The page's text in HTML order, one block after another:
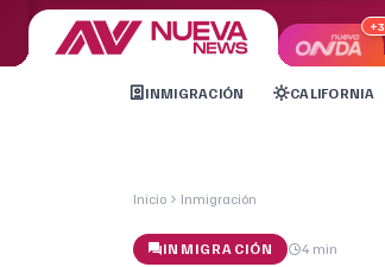
+3
INMIGRACIÓN CALIFORNIA
Inicio Inmigración
INMIGRACIÓN 4 min